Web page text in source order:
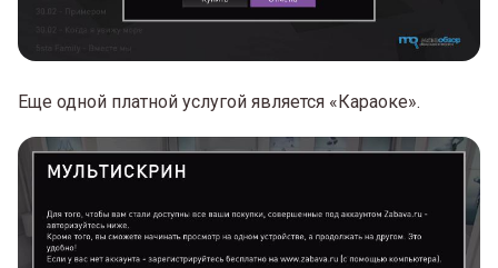
Еще одной платной услугой является «Караоке».